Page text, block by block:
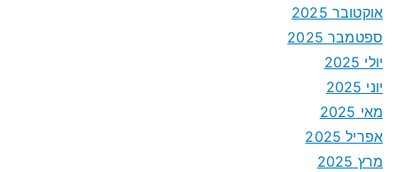
אוקטובר 2025
ספטמבר 2025
יולי 2025
יוני 2025
מאי 2025
אפריל 2025
מרץ 2025